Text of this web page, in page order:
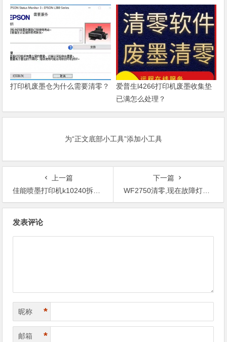
清零软件
打印机废墨仓为什么需要清零？
爱普生l4266打印机废墨收集垫
已满怎么处理？
为“正文底部小工具”添加小工具
上一篇
佳能喷墨打印机k10240拆卸图解,在哪里查看电脑上面的错误信息？
下一篇
WF2750清零,现在故障灯一直在闪烁。
发表评论
昵称 *
邮箱 *